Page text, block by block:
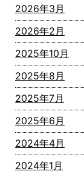
2026年3月
2026年2月
2025年10月
2025年8月
2025年7月
2025年6月
2024年4月
2024年1月